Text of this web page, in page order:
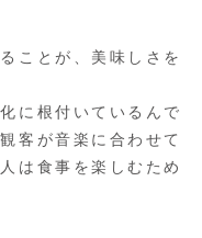
ことが、美味しさを
に根付いているんで
客が音楽に合わせて
は食事を楽しむため